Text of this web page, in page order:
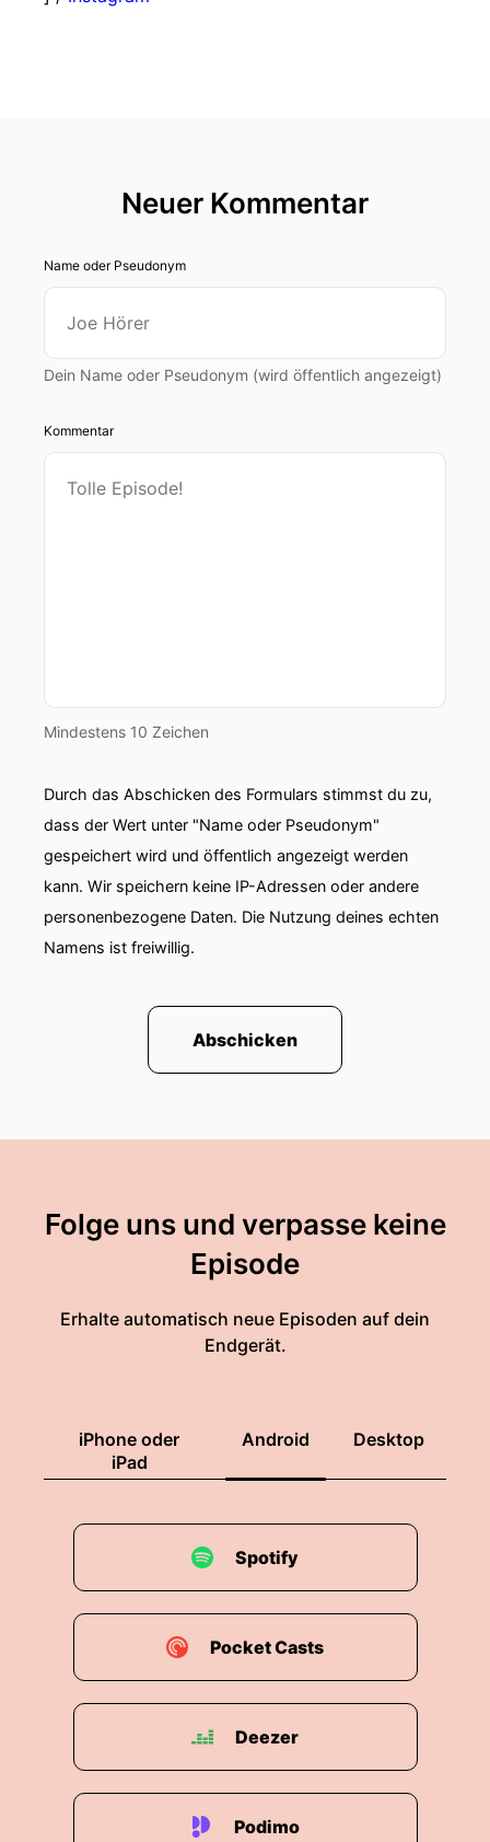
Neuer Kommentar
Name oder Pseudonym
Dein Name oder Pseudonym (wird öffentlich angezeigt)
Kommentar
Mindestens 10 Zeichen
Durch das Abschicken des Formulars stimmst du zu,
dass der Wert unter "Name oder Pseudonym"
gespeichert wird und öffentlich angezeigt werden
kann. Wir speichern keine IP-Adressen oder andere
personenbezogene Daten. Die Nutzung deines echten
Namens ist freiwillig.
Abschicken
Folge uns und verpasse keine
Episode
Erhalte automatisch neue Episoden auf dein
Endgerät.
iPhone oder
iPad
Android Desktop
Spotify
Pocket Casts
Deezer
Podimo